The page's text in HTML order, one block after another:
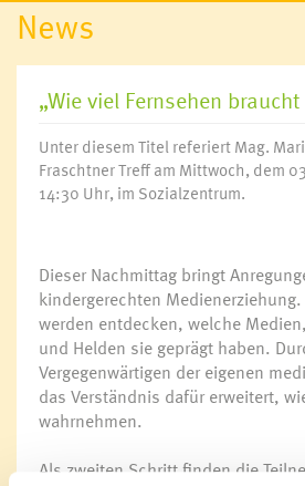
News
„Wie viel Fernsehen
Unter diesem Titel referiert Mag.
Fraschtner Treff am Mittwoch, dem
14:30 Uhr, im Sozialzentrum.
Dieser Nachmittag bringt
kindergerechten
werden entdecken, welche
und Helden sie geprägt haben.
Vergegenwärtigen der eigenen
das Verständnis dafür erweitert,
wahrnehmen.
Als zweiten Schritt finden die